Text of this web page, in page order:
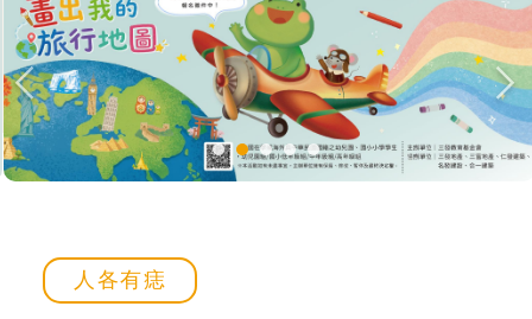
人各有痣